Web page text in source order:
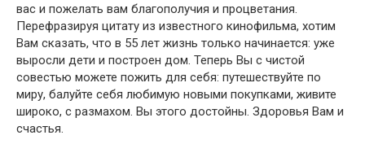
вас и пожелать вам благополучия и процветания.
Перефразируя цитату из известного кинофильма, хотим
Вам сказать, что в 55 лет жизнь только начинается: уже
выросли дети и построен дом. Теперь Вы с чистой
совестью можете пожить для себя: путешествуйте по
миру, балуйте себя любимую новыми покупками, живите
широко, с размахом. Вы этого достойны. Здоровья Вам и
счастья.